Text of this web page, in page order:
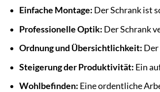
Einfache Montage: Der Schrank ist
Professionelle Optik: Der Schrank
Ordnung und Übersichtlichkeit: Der
Steigerung der Produktivität: Ein
Wohlbefinden: Eine ordentliche